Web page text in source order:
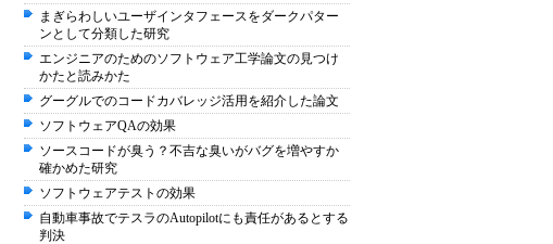
まぎらわしいユーザインタフェースをダークパター
ンとして分類した研究
エンジニアのためのソフトウェア工学論文の見つけ
かたと読みかた
グーグルでのコードカバレッジ活用を紹介した論文
ソフトウェアQAの効果
ソースコードが臭う？不吉な臭いがバグを増やすか
確かめた研究
ソフトウェアテストの効果
自動車事故でテスラのAutopilotにも責任があるとする
判決